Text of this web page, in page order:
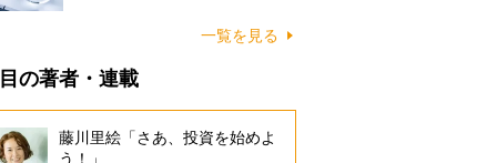
一覧を見る
の著者・連載
藤川里絵「さあ、投資を始めよ
う！」